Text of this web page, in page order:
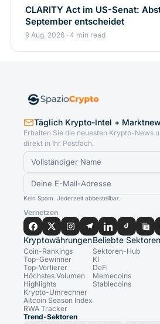
CLARITY Act im US-Senat:
September entscheidet
9 Aug. 2026 · 4 min read
Täglich Krypto-Intel +
Erhalten Sie die neuesten Krypto-News
direkt in Ihr Postfach.
Kein Spam. Jederzeit abbestellbar.
Vernetzen
Kryptowährungen
Coin-Rankings
Top-Gewinner
Top-Verlierer
Höchstes Volumen
Highlights
Krypto-Umrechner
Altcoin Season Index
RWA Tracker
Beliebte Sektoren
Sektoren-Hub
KI
DeFi
Memecoins
Stablecoins
Trend-Sektoren